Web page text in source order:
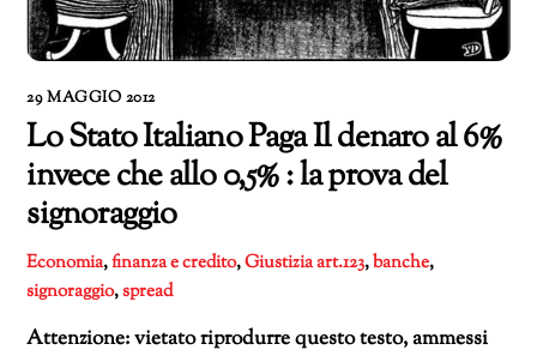
29 MAGGIO 2012
Lo Stato Italiano Paga Il denaro al 6%
invece che allo 0,5% : la prova del
signoraggio
Economia,finanza e credito,Giustiziaart.123,banche,
signoraggio,spread
Attenzione: vietato riprodurre questo testo, ammessi